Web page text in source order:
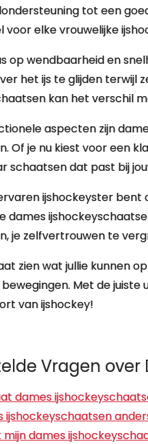
tot een
voor elke vrouwelijke
op wendbaarheid en
het ijs te glijden terwijl
kan het verschil
aspecten zijn
Of je nu kiest voor een
schaatsen dat past bij
ijshockeyster
dames
je zelfvertrouwen te
zien wat jullie kunnen
Met de
van ijshockey!
Vragen over
dames
ijshockeyschaatsen
mijn dames